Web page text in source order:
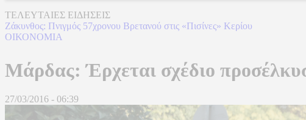
ΤΕΛΕΥΤΑΙΕΣ ΕΙΔΗΣΕΙΣ
Ζάκυνθος: Πνιγμός 57χρονου Βρετανού στις «Πισίνες» Κερίου
ΟΙΚΟΝΟΜΙΑ
Μάρδας: Έρχεται σχέδιο
27/03/2016 - 06:39